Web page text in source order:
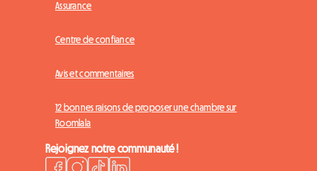
Assurance
Centre de confiance
Avis et commentaires
12 bonnes raisons de proposer une chambre sur
Roomlala
Rejoignez notre communauté !